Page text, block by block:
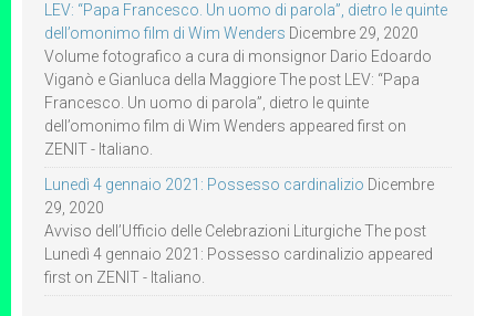
LEV: “Papa Francesco. Un uomo di parola”, dietro le quinte
dell’omonimo film di Wim Wenders Dicembre 29, 2020
Volume fotografico a cura di monsignor Dario Edoardo
Viganò e Gianluca della Maggiore The post LEV: “Papa
Francesco. Un uomo di parola”, dietro le quinte
dell’omonimo film di Wim Wenders appeared first on
ZENIT - Italiano.
Lunedì 4 gennaio 2021: Possesso cardinalizio Dicembre
29, 2020
Avviso dell’Ufficio delle Celebrazioni Liturgiche The post
Lunedì 4 gennaio 2021: Possesso cardinalizio appeared
first on ZENIT - Italiano.